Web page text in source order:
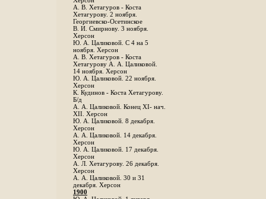
A. В. Хетагуров - Коста
Хетагурову. 2 ноября.
Георгиевско-Осетинское
B. И. Смирнову. 3 ноября.
Херсон
Ю. А. Цаликовой. С 4 на 5
ноября. Херсон
А. В. Хетагуров - Коста
Хетагурову А. А. Цаликовой.
14 ноября. Херсон
Ю. А. Цаликовой. 22 ноября.
Херсон
К. Кудинов - Коста Хетагурову.
Б/д
А. А. Цаликовой. Конец XI- нач.
XII. Херсон
Ю. А. Цаликовой. 8 декабря.
Херсон
А. А. Цаликовой. 14 декабря.
Херсон
Ю. А. Цаликовой. 17 декабря.
Херсон
А. Л. Хетагурову. 26 декабря.
Херсон
А. А. Цаликовой. 30 и 31
декабря. Херсон
1900